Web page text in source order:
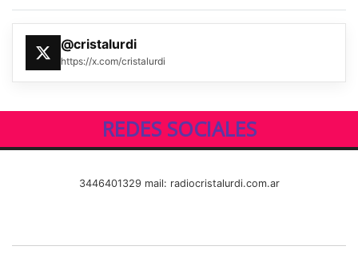
@cristalurdi
https://x.com/cristalurdi
REDES SOCIALES
3446401329 mail: radiocristalurdi.com.ar